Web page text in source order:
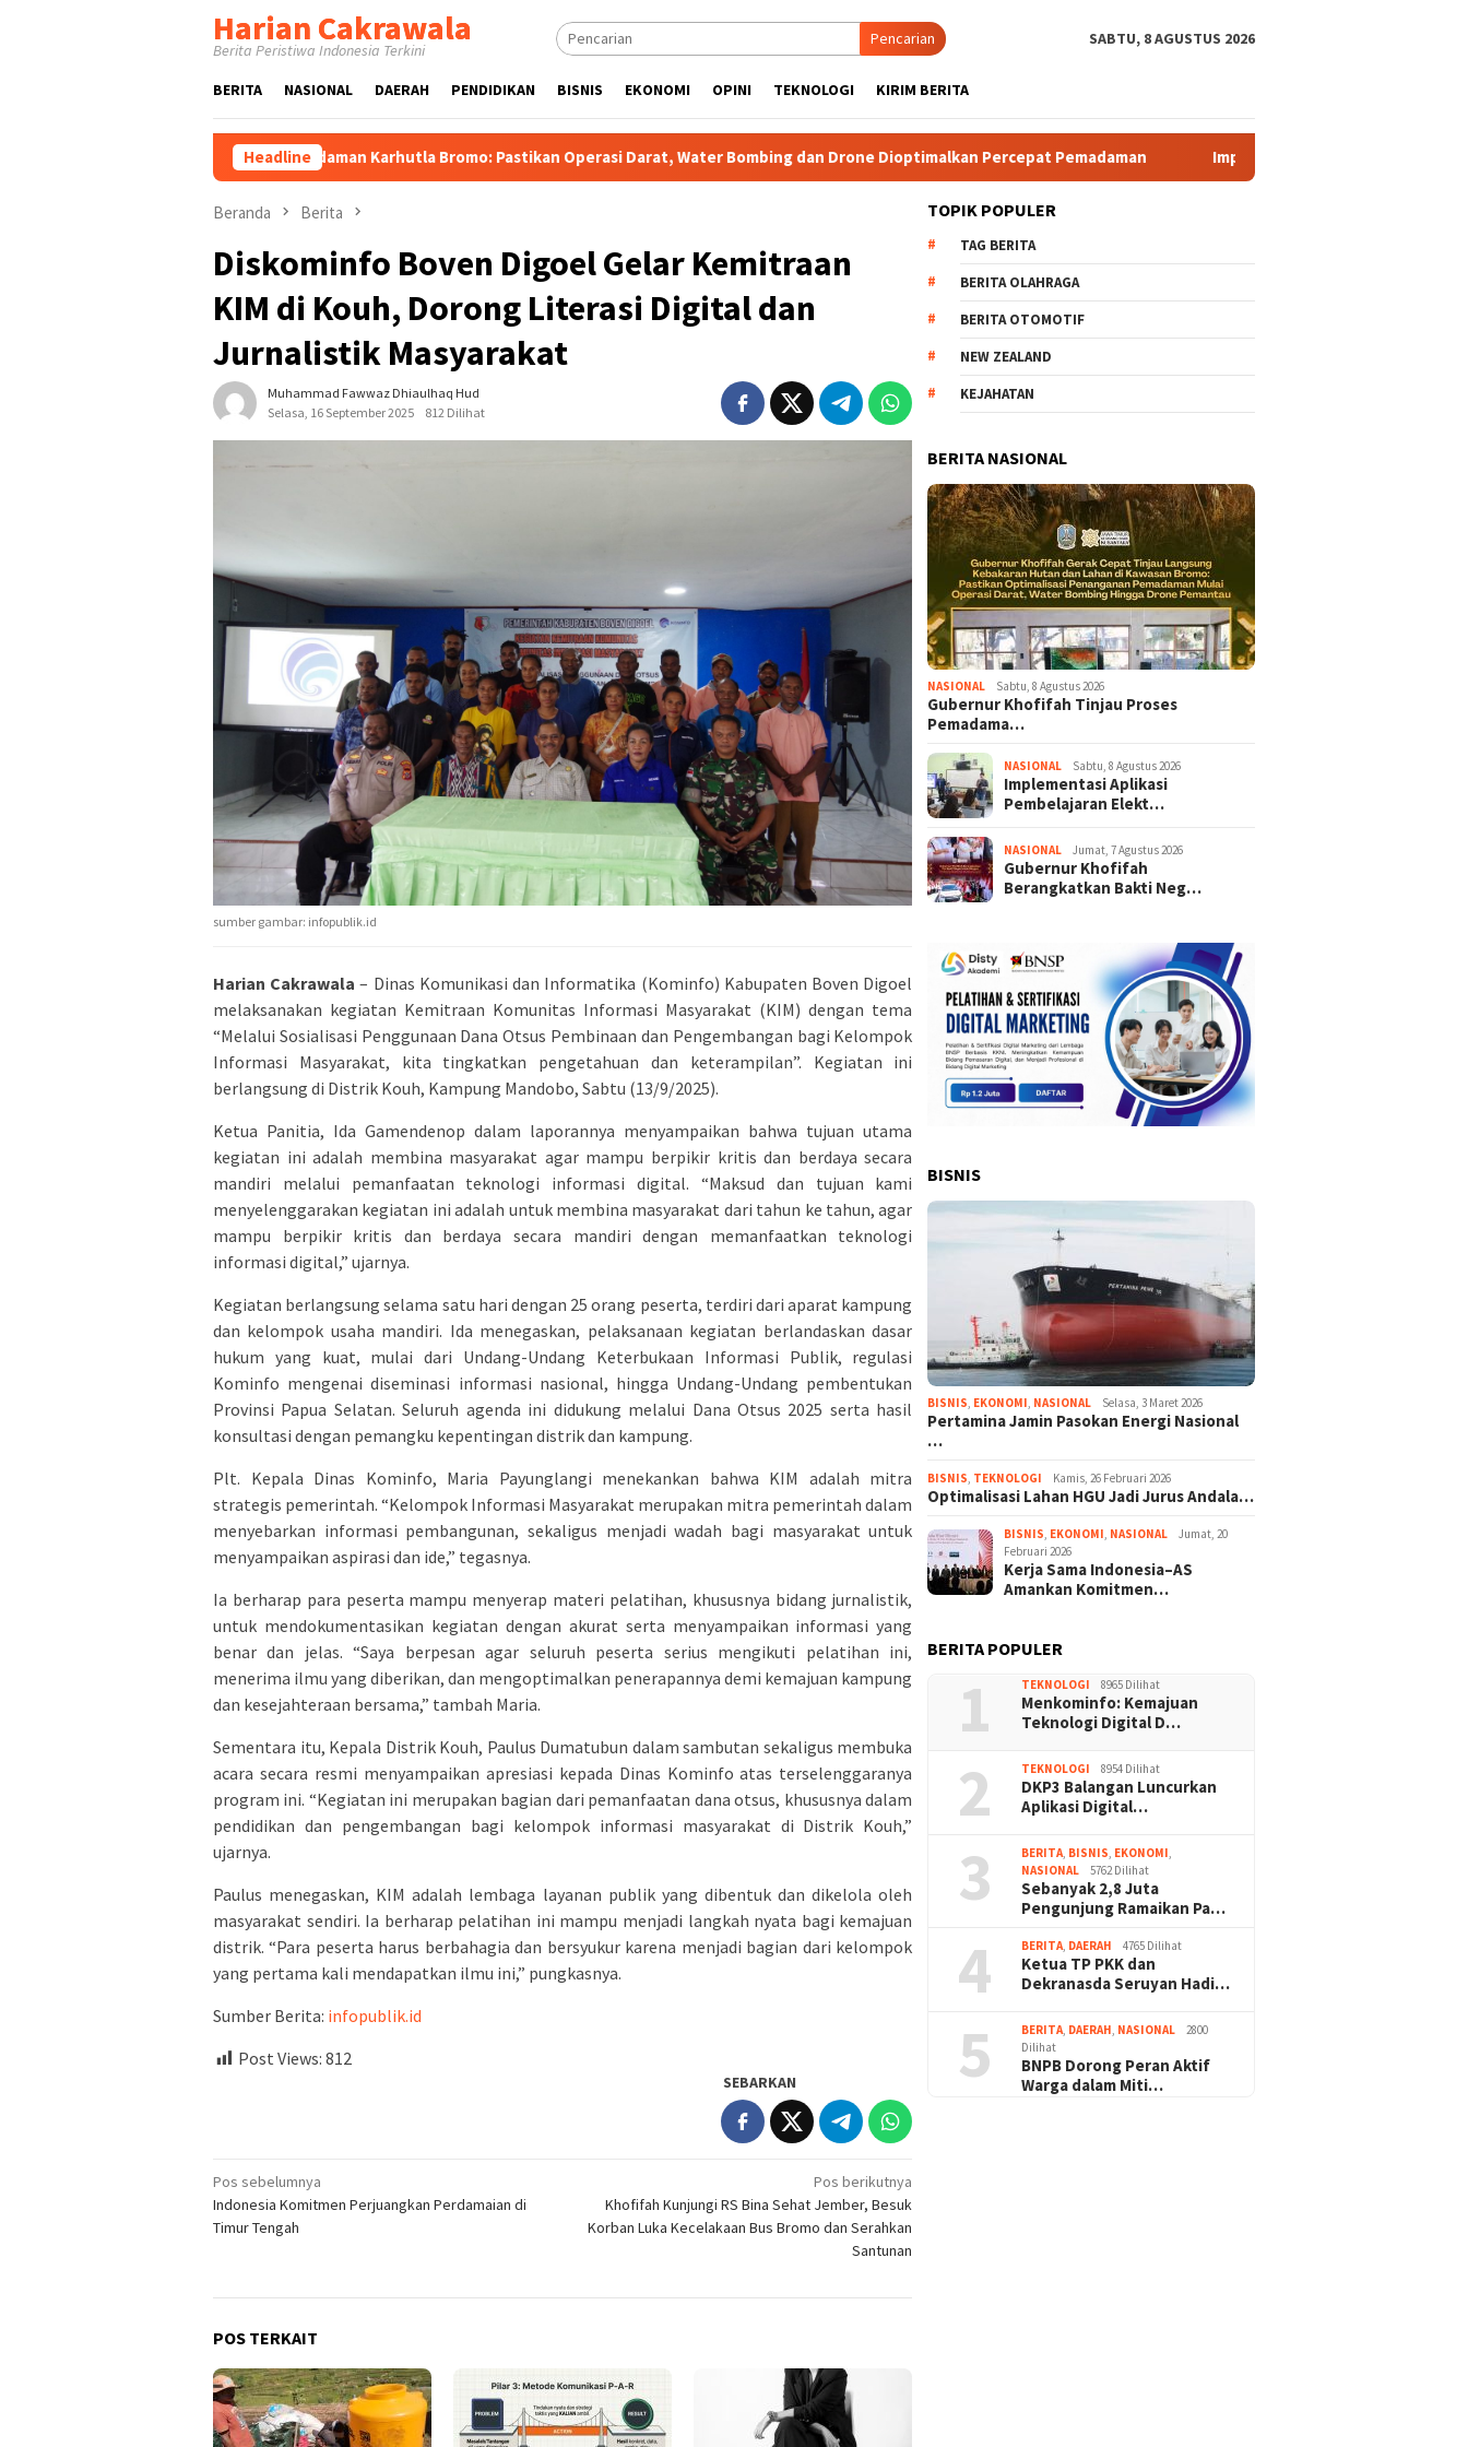
Harian Cakrawala
Berita Peristiwa Indonesia Terkini
Pencarian SABTU, 8 AGUSTUS 2026
BERITA NASIONAL DAERAH PENDIDIKAN BISNIS EKONOMI OPINI TEKNOLOGI KIRIM BERITA
Headline
Tinjau Proses Pemadaman Karhutla Bromo: Pastikan Operasi Darat, Water Bombing dan Drone Dioptimalkan Percepat Pemadaman Implementasi Aplikasi Pembelajaran Elektronika
Beranda Berita
Diskominfo Boven Digoel Gelar Kemitraan
KIM di Kouh, Dorong Literasi Digital dan
Jurnalistik Masyarakat
Muhammad Fawwaz Dhiaulhaq Hud
Selasa, 16 September 2025
812 Dilihat
sumber gambar: infopublik.id
Harian Cakrawala – Dinas Komunikasi dan Informatika (Kominfo) Kabupaten Boven Digoel
melaksanakan kegiatan Kemitraan Komunitas Informasi Masyarakat (KIM) dengan tema
“Melalui Sosialisasi Penggunaan Dana Otsus Pembinaan dan Pengembangan bagi Kelompok
Informasi Masyarakat, kita tingkatkan pengetahuan dan keterampilan”. Kegiatan ini
berlangsung di Distrik Kouh, Kampung Mandobo, Sabtu (13/9/2025).
Ketua Panitia, Ida Gamendenop dalam laporannya menyampaikan bahwa tujuan utama
kegiatan ini adalah membina masyarakat agar mampu berpikir kritis dan berdaya secara
mandiri melalui pemanfaatan teknologi informasi digital. “Maksud dan tujuan kami
menyelenggarakan kegiatan ini adalah untuk membina masyarakat dari tahun ke tahun, agar
mampu berpikir kritis dan berdaya secara mandiri dengan memanfaatkan teknologi
informasi digital,” ujarnya.
Kegiatan berlangsung selama satu hari dengan 25 orang peserta, terdiri dari aparat kampung
dan kelompok usaha mandiri. Ida menegaskan, pelaksanaan kegiatan berlandaskan dasar
hukum yang kuat, mulai dari Undang-Undang Keterbukaan Informasi Publik, regulasi
Kominfo mengenai diseminasi informasi nasional, hingga Undang-Undang pembentukan
Provinsi Papua Selatan. Seluruh agenda ini didukung melalui Dana Otsus 2025 serta hasil
konsultasi dengan pemangku kepentingan distrik dan kampung.
Plt. Kepala Dinas Kominfo, Maria Payunglangi menekankan bahwa KIM adalah mitra
strategis pemerintah. “Kelompok Informasi Masyarakat merupakan mitra pemerintah dalam
menyebarkan informasi pembangunan, sekaligus menjadi wadah bagi masyarakat untuk
menyampaikan aspirasi dan ide,” tegasnya.
Ia berharap para peserta mampu menyerap materi pelatihan, khususnya bidang jurnalistik,
untuk mendokumentasikan kegiatan dengan akurat serta menyampaikan informasi yang
benar dan jelas. “Saya berpesan agar seluruh peserta serius mengikuti pelatihan ini,
menerima ilmu yang diberikan, dan mengoptimalkan penerapannya demi kemajuan kampung
dan kesejahteraan bersama,” tambah Maria.
Sementara itu, Kepala Distrik Kouh, Paulus Dumatubun dalam sambutan sekaligus membuka
acara secara resmi menyampaikan apresiasi kepada Dinas Kominfo atas terselenggaranya
program ini. “Kegiatan ini merupakan bagian dari pemanfaatan dana otsus, khususnya dalam
pendidikan dan pengembangan bagi kelompok informasi masyarakat di Distrik Kouh,”
ujarnya.
Paulus menegaskan, KIM adalah lembaga layanan publik yang dibentuk dan dikelola oleh
masyarakat sendiri. Ia berharap pelatihan ini mampu menjadi langkah nyata bagi kemajuan
distrik. “Para peserta harus berbahagia dan bersyukur karena menjadi bagian dari kelompok
yang pertama kali mendapatkan ilmu ini,” pungkasnya.
Sumber Berita: infopublik.id
Post Views: 812
SEBARKAN
Navigasi
pos
Pos sebelumnya
Indonesia Komitmen Perjuangkan Perdamaian di
Timur Tengah
Pos berikutnya
Khofifah Kunjungi RS Bina Sehat Jember, Besuk
Korban Luka Kecelakaan Bus Bromo dan Serahkan
Santunan
POS TERKAIT
TOPIK POPULER
TAG BERITA
BERITA OLAHRAGA
BERITA OTOMOTIF
NEW ZEALAND
KEJAHATAN
BERITA NASIONAL
NASIONAL Sabtu, 8 Agustus 2026
Gubernur Khofifah Tinjau Proses
Pemadama…
NASIONAL Sabtu, 8 Agustus 2026
Implementasi Aplikasi
Pembelajaran Elekt…
NASIONAL Jumat, 7 Agustus 2026
Gubernur Khofifah
Berangkatkan Bakti Neg…
BISNIS
BISNIS, EKONOMI, NASIONAL Selasa, 3 Maret 2026
Pertamina Jamin Pasokan Energi Nasional
…
BISNIS, TEKNOLOGI Kamis, 26 Februari 2026
Optimalisasi Lahan HGU Jadi Jurus Andala…
BISNIS, EKONOMI, NASIONAL
Jumat, 20
Februari 2026
Kerja Sama Indonesia–AS
Amankan Komitmen…
BERITA POPULER
1 TEKNOLOGI 8965 Dilihat
Menkominfo: Kemajuan
Teknologi Digital D…
2 TEKNOLOGI 8954 Dilihat
DKP3 Balangan Luncurkan
Aplikasi Digital…
3 BERITA, BISNIS, EKONOMI,
NASIONAL
5762 Dilihat
Sebanyak 2,8 Juta
Pengunjung Ramaikan Pa…
4 BERITA, DAERAH 4765 Dilihat
Ketua TP PKK dan
Dekranasda Seruyan Hadi…
5 BERITA, DAERAH, NASIONAL
2800
Dilihat
BNPB Dorong Peran Aktif
Warga dalam Miti…